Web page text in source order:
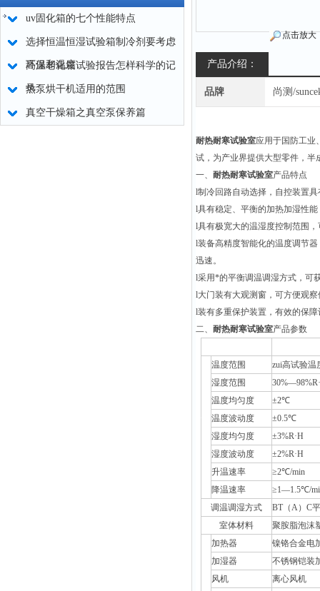
uv固化箱的七个性能特点
选择恒温恒湿试验箱制冷剂要考虑
环保和温度
高温老化箱试验报告怎样科学的记
录
热泵烘干机适用的范围
真空干燥箱之真空泵保养篇
点击放大
产品介绍：
品牌 尚测/
耐热耐寒试验室应用于国防工业
试，为产业界提供大型零件，半
一、 耐热耐寒试验室产品特点
l制冷回路自动选择，自控装置
l具有稳定、平衡的加热加湿性
l具有极宽大的温湿度控制范围
l装备高精度智能化的温度调节
迅速。
l采用*的平衡调温调湿方式，可
l大门装有大观测窗，可方便观
l装有多重保护装置，有效的保
二、 耐热耐寒试验室产品参数
温度范围
zui高试验
湿度范围
温度均匀度
±2℃
温度波动度
±0.5℃
湿度均匀度
±3%R·H
湿度波动度
±2%R·H
升温速率
≥2℃/min
降温速率
≥1—1.5℃/
调温调湿方式
BT（A）C
室体材料
聚胺脂泡沫
加热器
镍铬合金电
加湿器
不锈钢铠装
风机
离心风机